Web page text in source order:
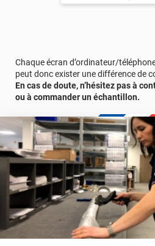
Pour une pose optimale, il est
soigneusement la surface de la paroi
film, afin d'assurer une adhérence
Le terme "laize" est équivalent à la
Référence produit :PERSOEGGSFV
Chaque écran d’ordinateur/
peut donc exister une différence de
En cas de doute, n’hésitez pas à
ou à commander un échantillon.